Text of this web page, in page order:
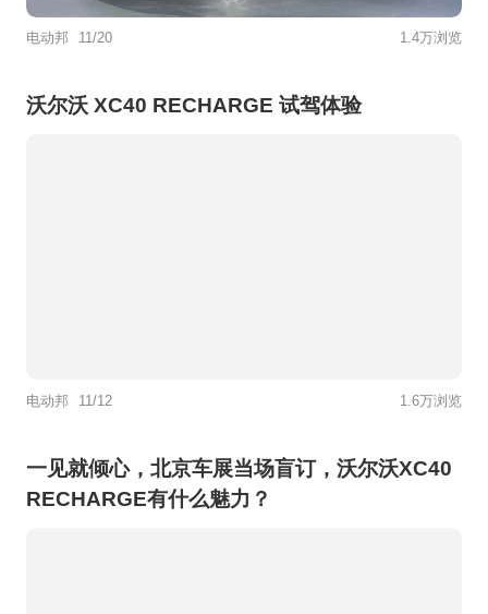
电动邦 11/20 1.4万浏览
沃尔沃 XC40 RECHARGE 试驾体验
电动邦 11/12 1.6万浏览
一见就倾心，北京车展当场盲订，沃尔沃XC40
RECHARGE有什么魅力？